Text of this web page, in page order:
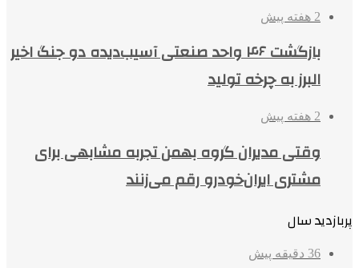
2 هفته پیش
بازگشت ۴۶ واحد صنعتی آسیب‌دیده دو جنگ اخیر
البرز به چرخه تولید
2 هفته پیش
وقتی مدیران گروه بهمن تجربه مشابهی برای
مشتری ایران‌خودرو رقم می‌زنند
پربازدید سال
36 دقیقه پیش